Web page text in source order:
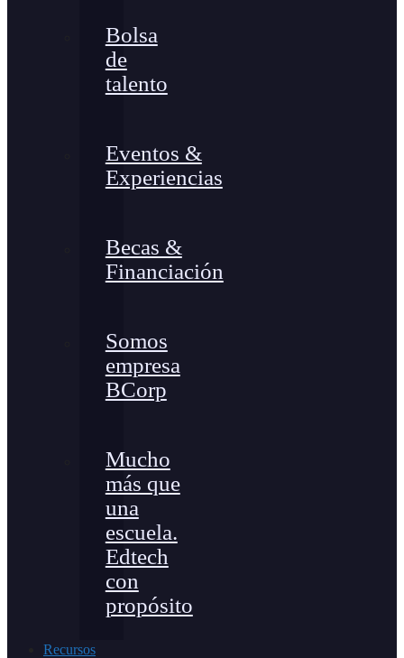
Bolsa
de
talento
Eventos &
Experiencias
Becas &
Financiación
Somos
empresa
BCorp
Mucho
más que
una
escuela.
Edtech
con
propósito
Recursos